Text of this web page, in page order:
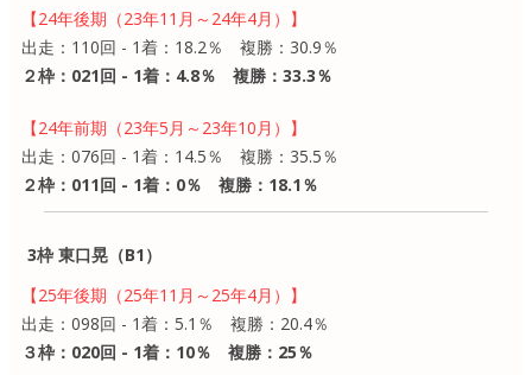
【24年後期（23年11月～24年4月）】
出走：110回 - 1着：18.2％ 複勝：30.9％
２枠：021回 - 1着：4.8％ 複勝：33.3％
【24年前期（23年5月～23年10月）】
出走：076回 - 1着：14.5％ 複勝：35.5％
２枠：011回 - 1着：0％ 複勝：18.1％
3枠 東口晃（B1）
【25年後期（25年11月～25年4月）】
出走：098回 - 1着：5.1％ 複勝：20.4％
３枠：020回 - 1着：10％ 複勝：25％